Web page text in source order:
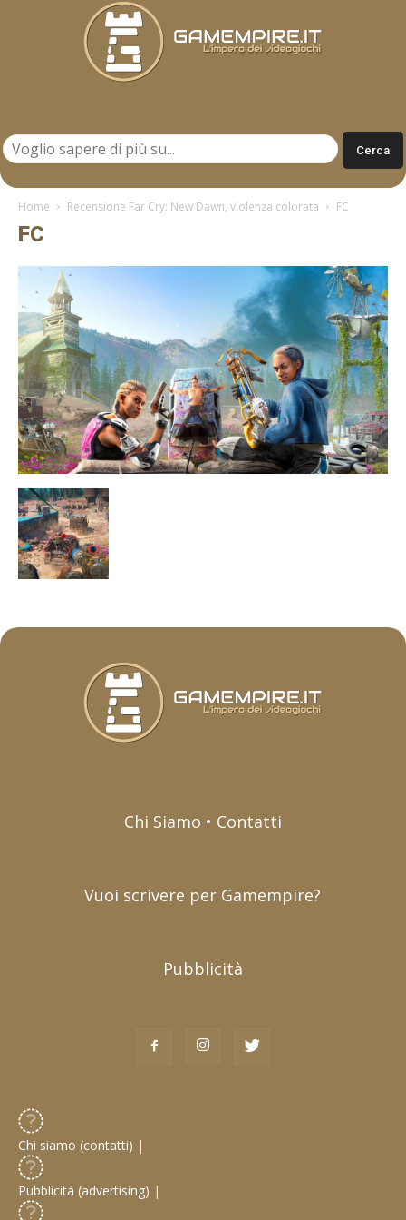
Home Recensione Far Cry: New Dawn, violenza colorata FC
FC
Chi Siamo • Contatti
Vuoi scrivere per Gamempire?
Pubblicità
Chi siamo (contatti) |
Pubblicità (advertising) |